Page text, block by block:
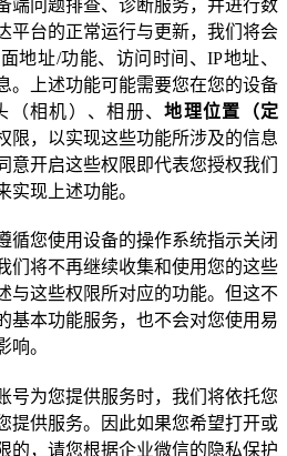
端问题排查、诊断服务，并进行数
平台的正常运行与更新， 我们将会
地址/功能、访问时间、IP地址、
。上述功能可能需要您在您的设备
（相机）、相册、地理位置（定
限，以实现这些功能所涉及的信息
意开启这些权限即代表您授权我们
实现上述功能。
循您使用设备的操作系统指示关闭
们将不再继续收集和使用您的这些
与这些权限所对应的功能。但这不
基本功能服务，也不会对您使用易
响。
号为您提供服务时，我们将依托您
提供服务。因此如果您希望打开或
的，请您根据企业微信的隐私保护